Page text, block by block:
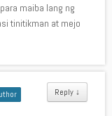
maiba lang ng
tinitikman at mejo
Reply ↓